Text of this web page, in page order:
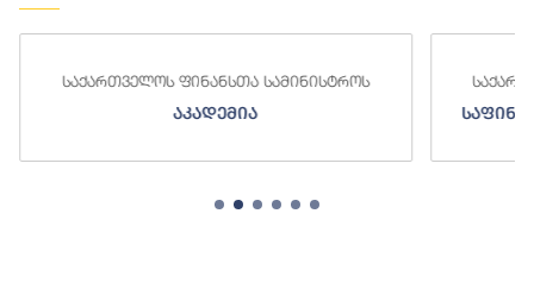
საქართველოს ფინანსთა სამინისტროს
აკადემია